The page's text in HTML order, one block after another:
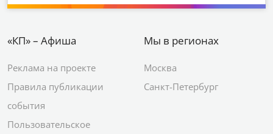
«КП» – Афиша
Реклама на проекте
Правила публикации
события
Пользовательское
Мы в регионах
Москва
Санкт-Петербург